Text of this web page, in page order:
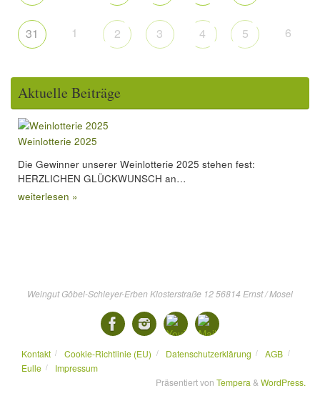
31 1 2 3 4 5 6
Aktuelle Beiträge
Weinlotterie 2025
Die Gewinner unserer Weinlotterie 2025 stehen fest:
HERZLICHEN GLÜCKWUNSCH an…
weiterlesen »
Weingut Göbel-Schleyer-Erben Klosterstraße 12 56814 Ernst / Mosel
Kontakt Cookie-Richtlinie (EU) Datenschutzerklärung
AGB
Eulle
Impressum
Präsentiert von Tempera & WordPress.